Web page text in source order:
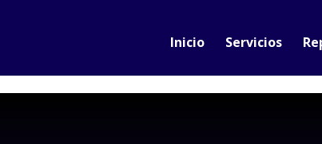
Inicio Servicios